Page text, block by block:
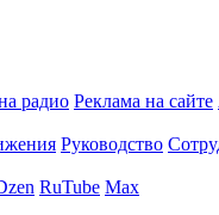
радио Реклама на сайте
Руководство
RuTube Max